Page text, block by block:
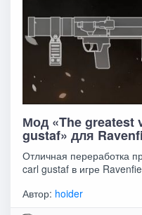
Мод «The greatest
gustaf» для
Отличная переработка
carl gustaf в игре
Автор: hoider